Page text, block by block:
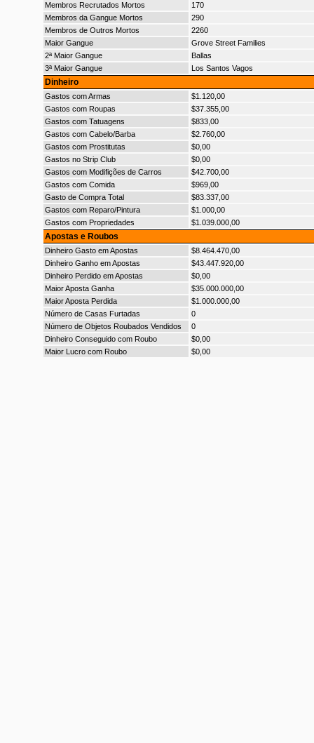
Membros Recrutados Mortos
170
Membros da Gangue Mortos
290
Membros de Outros Mortos
2260
Maior Gangue
Grove Street Families
2ª Maior Gangue
Ballas
3ª Maior Gangue
Los Santos Vagos
Dinheiro
Gastos com Armas
$1.120,00
Gastos com Roupas
$37.355,00
Gastos com Tatuagens
$833,00
Gastos com Cabelo/Barba
$2.760,00
Gastos com Prostitutas
$0,00
Gastos no Strip Club
$0,00
Gastos com Modifições de Carros
$42.700,00
Gastos com Comida
$969,00
Gasto de Compra Total
$83.337,00
Gastos com Reparo/Pintura
$1.000,00
Gastos com Propriedades
$1.039.000,00
Apostas e Roubos
Dinheiro Gasto em Apostas
$8.464.470,00
Dinheiro Ganho em Apostas
$43.447.920,00
Dinheiro Perdido em Apostas
$0,00
Maior Aposta Ganha
$35.000.000,00
Maior Aposta Perdida
$1.000.000,00
Número de Casas Furtadas
0
Número de Objetos Roubados Vendidos
0
Dinheiro Conseguido com Roubo
$0,00
Maior Lucro com Roubo
$0,00